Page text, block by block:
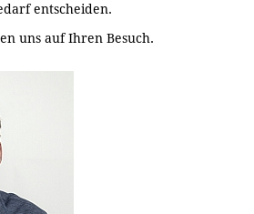
entscheiden.
uns auf Ihren Besuch.